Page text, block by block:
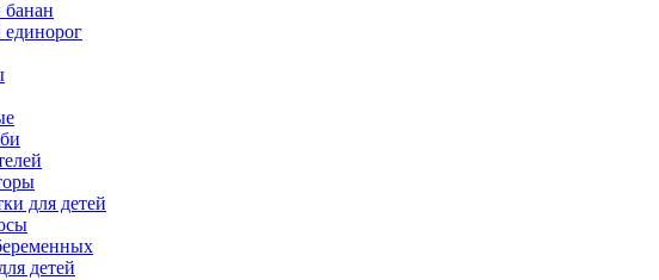
для детей
детей